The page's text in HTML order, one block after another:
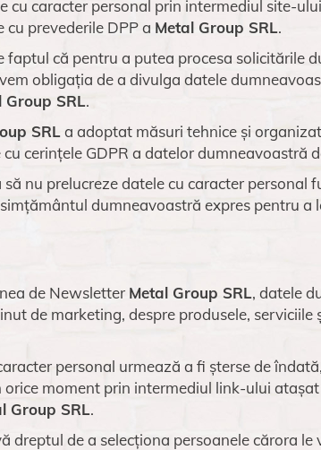
cu caracter personal prin intermediul site-ului
prevederile DPP a Metal Group SRL.
faptul că pentru a putea procesa solicitările
obligația de a divulga datele
Group SRL.
SRLa adoptat măsuri tehnice și
cerințele GDPR a datelor dumneavoastră
să nu prelucreze datele cu caracter
dumneavoastră expres pentru a
de Newsletter Metal Group SRL, datele
de marketing, despre produsele,
personal urmează a fi șterse de
orice moment prin intermediul link-ului
Group SRL.
dreptul de a selecționa persoanele cărora